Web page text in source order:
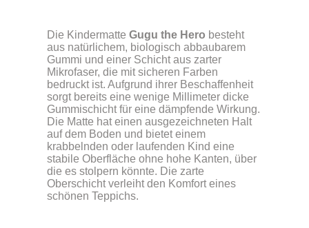
Die Kindermatte Gugu the Hero besteht
aus natürlichem, biologisch abbaubarem
Gummi und einer Schicht aus zarter
Mikrofaser, die mit sicheren Farben
bedruckt ist. Aufgrund ihrer Beschaffenheit
sorgt bereits eine wenige Millimeter dicke
Gummischicht für eine dämpfende Wirkung.
Die Matte hat einen ausgezeichneten Halt
auf dem Boden und bietet einem
krabbelnden oder laufenden Kind eine
stabile Oberfläche ohne hohe Kanten, über
die es stolpern könnte. Die zarte
Oberschicht verleiht den Komfort eines
schönen Teppichs.